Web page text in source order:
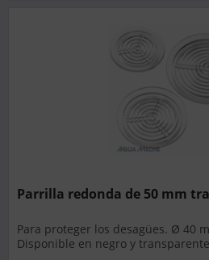
Parrilla redonda de 50 mm
Para proteger los desagües. Ø 40
Disponible en negro y